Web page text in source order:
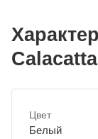
Цвет
Белый